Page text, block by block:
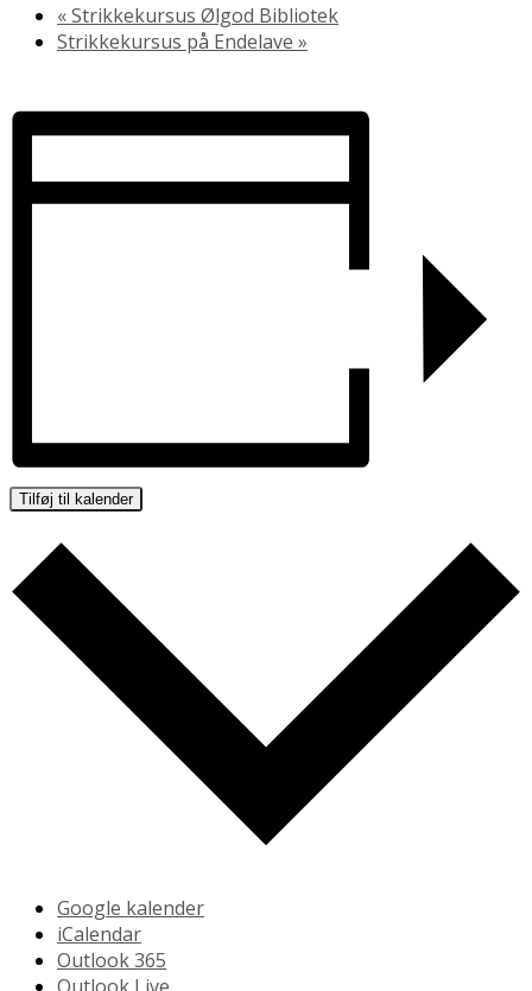
«Strikkekursus Ølgod Bibliotek
Strikkekursus på Endelave »
Tilføj til kalender
Google kalender
iCalendar
Outlook 365